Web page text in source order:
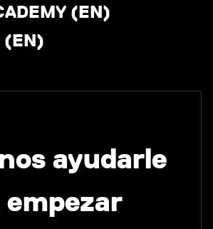
(EN)
(EN)
ayudarle
empezar